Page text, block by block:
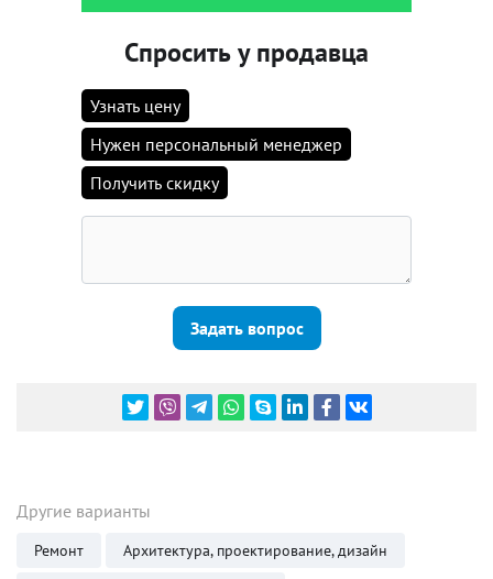
Спросить у продавца
Узнать цену
Нужен персональный менеджер
Получить скидку
Задать вопрос
Другие варианты
Ремонт
Архитектура, проектирование, дизайн